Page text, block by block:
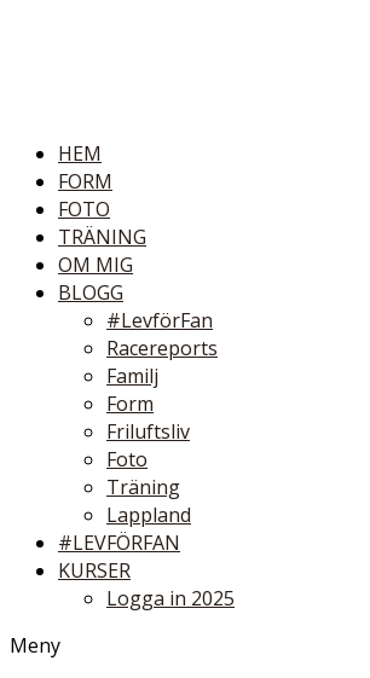
HEM
FORM
FOTO
TRÄNING
OM MIG
BLOGG
#LevförFan
Racereports
Familj
Form
Friluftsliv
Foto
Träning
Lappland
#LEVFÖRFAN
KURSER
Logga in 2025
Meny